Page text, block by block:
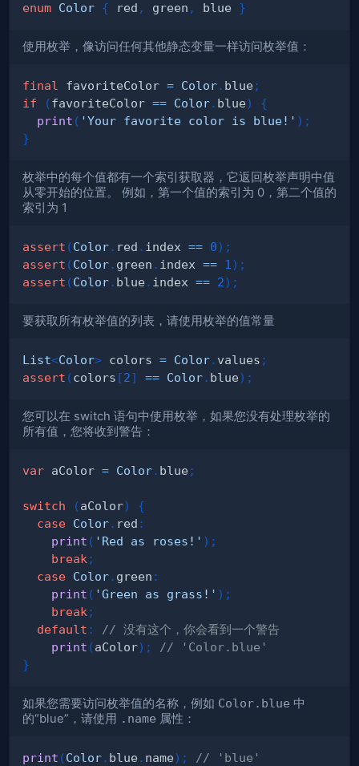
enum Color { red , green , blue }
使用枚举，像访问任何其他静态变量一样访问枚举值：
final favoriteColor = Color. blue ;
if
(favoriteColor == Color. blue)
{
print ( 'Your favorite color is blue!' ) ;
}
枚举中的每个值都有一个索引获取器，它返回枚举声明中值
从零开始的位置。 例如，第一个值的索引为 0，第二个值的
索引为 1
assert (Color. red . index == 0) ;
assert (Color. green . index == 1 ) ;
assert (Color. blue . index == 2) ;
要获取所有枚举值的列表，请使用枚举的值常量
List<Color> colors = Color. values ;
assert (colors [2] == Color. blue) ;
您可以在 switch 语句中使用枚举，如果您没有处理枚举的
所有值，您将收到警告：
var aColor = Color. blue ;
switch (aColor)
{
case Color. red :
print ( 'Red as roses!' ) ;
break ;
case Color. green :
print ( 'Green as grass!' ) ;
break ;
default :
// 没有这个，你会看到一个警告
print (aColor) ;
// 'Color.blue'
}
如果您需要访问枚举值的名称，例如 Color.blue 中
的“blue”，请使用 .name 属性：
print (Color. blue . name) ; // 'blue'